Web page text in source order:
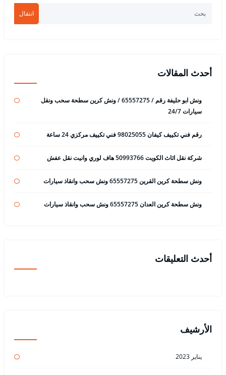
انتقال
أحدث المقالات
ونش ابو حليفة رقم / 65557275 / ونش كرين سطحة سحب ونقل
سيارات 24/7
رقم فني تكييف كيفان 98025055 فني تكييف مركزي 24 ساعة
شركة نقل اثاث الكويت 50993766 هاف لوري وانيت نقل عفش
ونش سطحة كرين القرين 65557275 ونش سحب وانقاذ سيارات
ونش سطحة كرين العدان 65557275 ونش سحب وانقاذ سيارات
أحدث التعليقات
الأرشيف
يناير 2023